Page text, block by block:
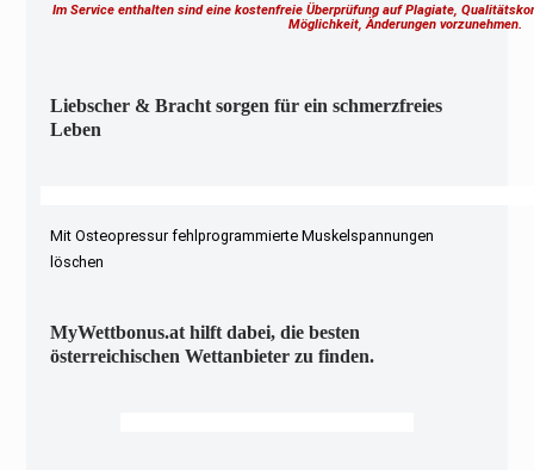
Im Service enthalten sind eine kostenfreie Überprüfung auf Plagiate,
Möglichkeit, Änderungen vorzunehmen.
Liebscher & Bracht sorgen für ein schmerzfreies
Leben
Mit Osteopressur fehlprogrammierte Muskelspannungen
löschen
MyWettbonus.at hilft dabei, die besten
österreichischen Wettanbieter zu finden.